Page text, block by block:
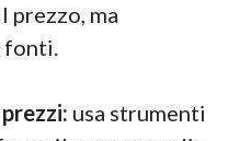
ma
fonti.
usa strumenti